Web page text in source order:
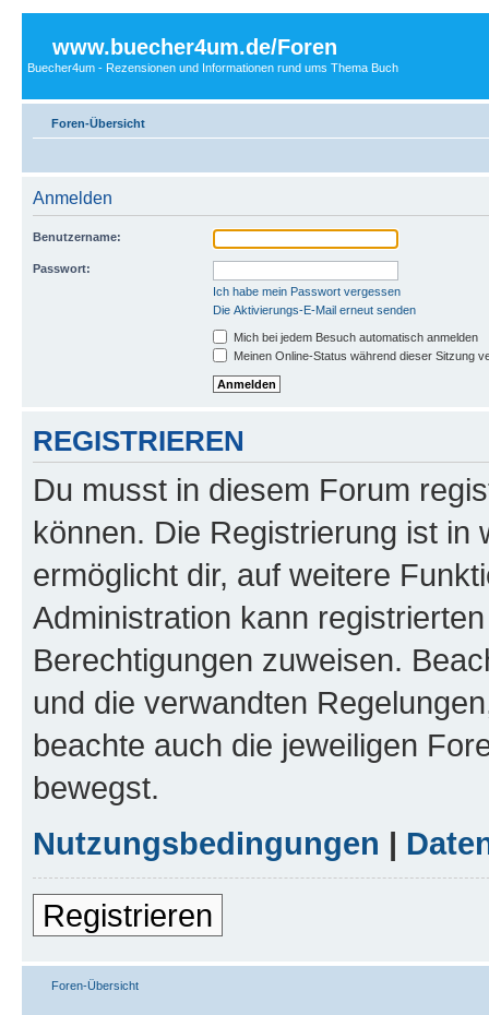
www.buecher4um.de/Foren
Buecher4um - Rezensionen und Informationen rund ums Thema Buch
Foren-Übersicht
Anmelden
Benutzername:
Passwort:
Ich habe mein Passwort vergessen
Die Aktivierungs-E-Mail erneut senden
Mich bei jedem Besuch automatisch anmelden
Meinen Online-Status während dieser Sitzung
REGISTRIEREN
Du musst in diesem Forum
können. Die Registrierung ist in
ermöglicht dir, auf weitere
Administration kann
Berechtigungen zuweisen.
und die verwandten
beachte auch die jeweiligen
bewegst.
Nutzungsbedingungen |
Registrieren
Foren-Übersicht